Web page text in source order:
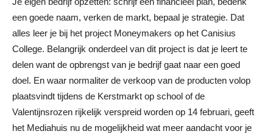
een goede naam, verken de markt, bepaal je strategie. Dat
alles leer je bij het project Moneymakers op het Canisius
College. Belangrijk onderdeel van dit project is dat je leert te
delen want de opbrengst van je bedrijf gaat naar een goed
doel. En waar normaliter de verkoop van de producten volop
plaatsvindt tijdens de Kerstmarkt op school of de
Valentijnsrozen rijkelijk verspreid worden op 14 februari, geeft
het Mediahuis nu de mogelijkheid wat meer aandacht voor je